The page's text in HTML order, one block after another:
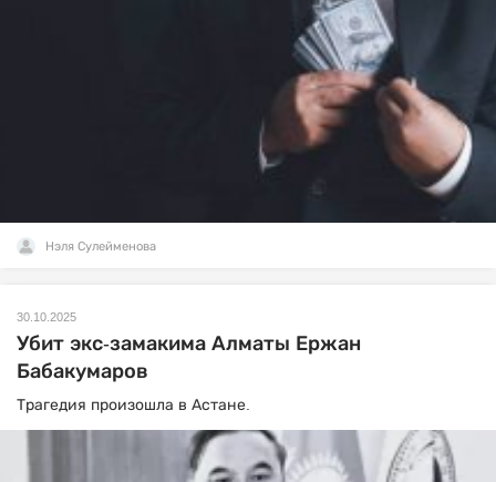
Нэля Сулейменова
30.10.2025
Убит экс-замакима Алматы Ержан
Бабакумаров
Трагедия произошла в Астане.